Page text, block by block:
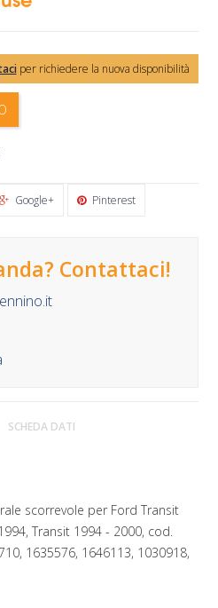
per richiedere la nuova disponibilità
Google+ Pinterest
Contattaci!
SCHEDA DATI
scorrevole per Ford Transit
Transit 1994 - 2000, cod.
1635576, 1646113, 1030918,